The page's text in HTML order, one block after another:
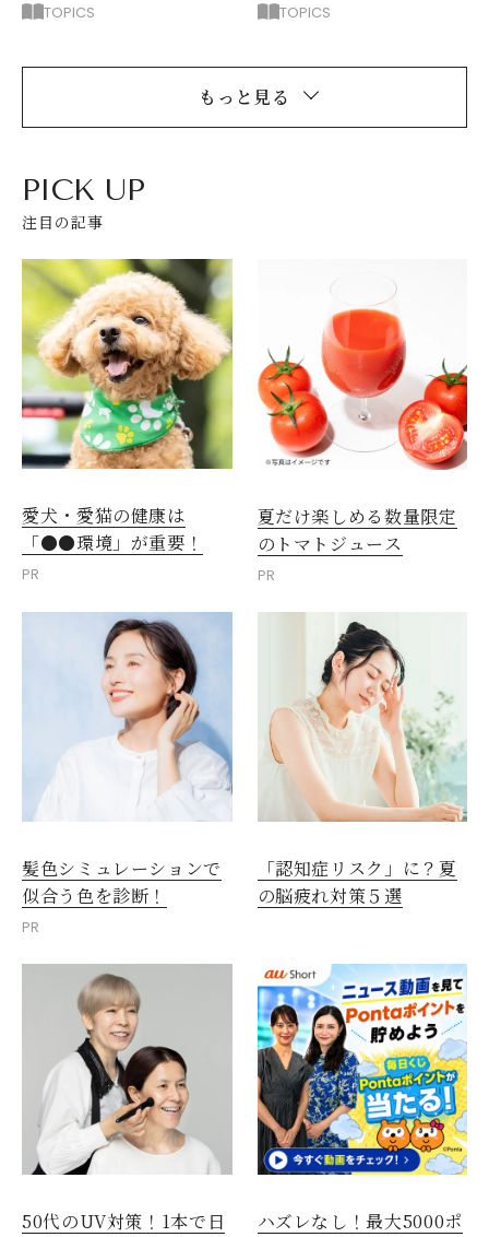
TOPICS TOPICS
もっと見る
PICK UP
注目の記事
愛犬・愛猫の健康は
「●●環境」が重要！
PR
夏だけ楽しめる数量限定
のトマトジュース
PR
髪色シミュレーションで
似合う色を診断！
PR
「認知症リスク」に？夏
の脳疲れ対策５選
50代のUV対策！1本で日
ハズレなし！最大5000ポ